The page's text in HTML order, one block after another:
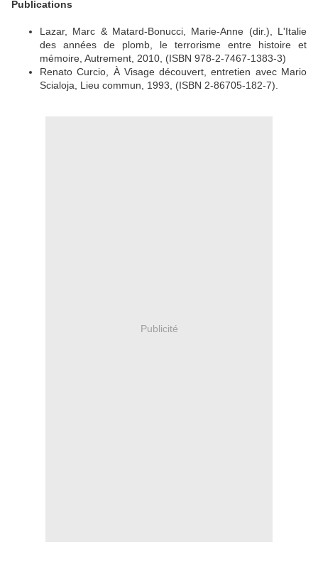
Publications
Lazar, Marc & Matard-Bonucci, Marie-Anne (dir.), L'Italie
des années de plomb, le terrorisme entre histoire et
mémoire, Autrement, 2010, (ISBN 978-2-7467-1383-3)
Renato Curcio, À Visage découvert, entretien avec Mario
Scialoja, Lieu commun, 1993, (ISBN 2-86705-182-7).
Publicité